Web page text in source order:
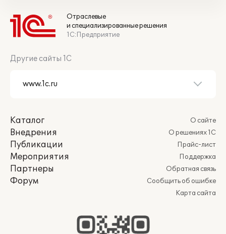
Отраслевые
и специализированные решения
1С:Предприятие
Другие сайты 1С
Каталог
Внедрения
Публикации
Мероприятия
Партнеры
Форум
О сайте
О решениях 1С
Прайс-лист
Поддержка
Обратная связь
Сообщить об ошибке
Карта сайта